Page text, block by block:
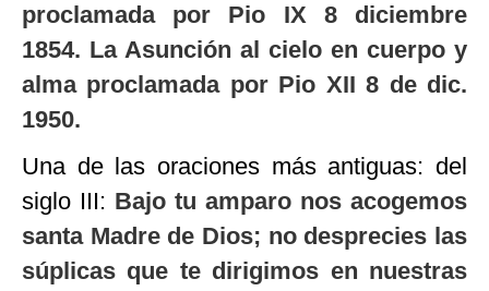
proclamada por Pio IX 8 diciembre
1854. La Asunción al cielo en cuerpo y
alma proclamada por Pio XII 8 de dic.
1950.
Una de las oraciones más antiguas: del
siglo III: Bajo tu amparo nos acogemos
santa Madre de Dios; no desprecies las
súplicas que te dirigimos en nuestras